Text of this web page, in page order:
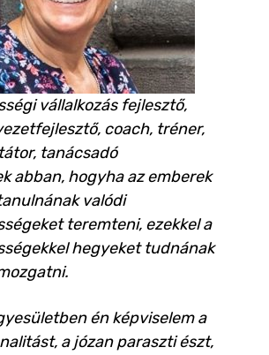
vállalkozás fejlesztő,
coach, tréner,
tanácsadó
abban, hogyha az emberek
valódi
teremteni, ezekkel a
hegyeket tudnának
én képviselem a
a józan paraszti észt,